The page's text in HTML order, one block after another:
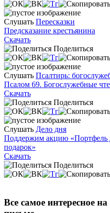
Слушать Пересказки
Предсказание крестьянина
Скачать
Поделиться
Слушать Псалтирь:
Псалом 69. Богослужебные
Скачать
Поделиться
Слушать Дело дня
Поддержим акцию «Портфель
подарок»
Скачать
Поделиться
Все самое интересное